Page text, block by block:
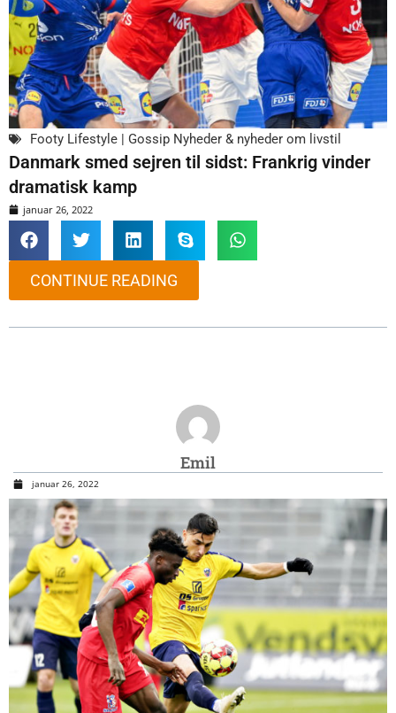
Footy Lifestyle | Gossip Nyheder & nyheder om livstil
Danmark smed sejren til sidst: Frankrig vinder
dramatisk kamp
januar 26, 2022
CONTINUE READING
Emil
januar 26, 2022